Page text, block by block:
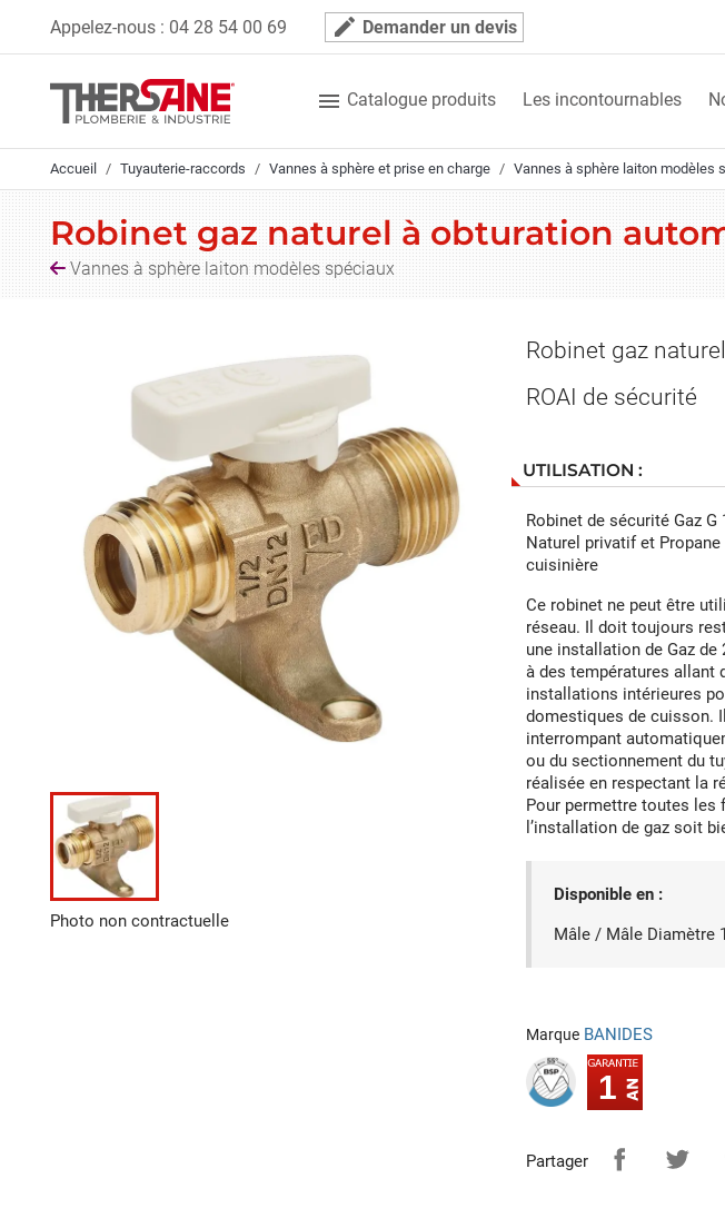
Appelez-nous : 04 28 54 00 69 mode_edit Demander un devis
 Catalogue produits Les incontournables
Accueil Tuyauterie-raccords Vannes à sphère et prise en charge Vannes à sphère laiton modèles
Robinet gaz naturel à obturation
Vannes à sphère laiton modèles spéciaux
Photo non contractuelle
Robinet gaz
ROAI de sécurité
UTILISATION :
Robinet de sécurité Gaz
Naturel privatif et
cuisinière
Ce robinet ne peut être
réseau. Il doit toujours
une installation de Gaz
à des températures allant
installations intérieures
domestiques de cuisson.
interrompant
ou du sectionnement du
réalisée en respectant la
Pour permettre toutes les
l’installation de gaz soit
Disponible en :
Mâle / Mâle Diamètre
Marque BANIDES
1
Partager